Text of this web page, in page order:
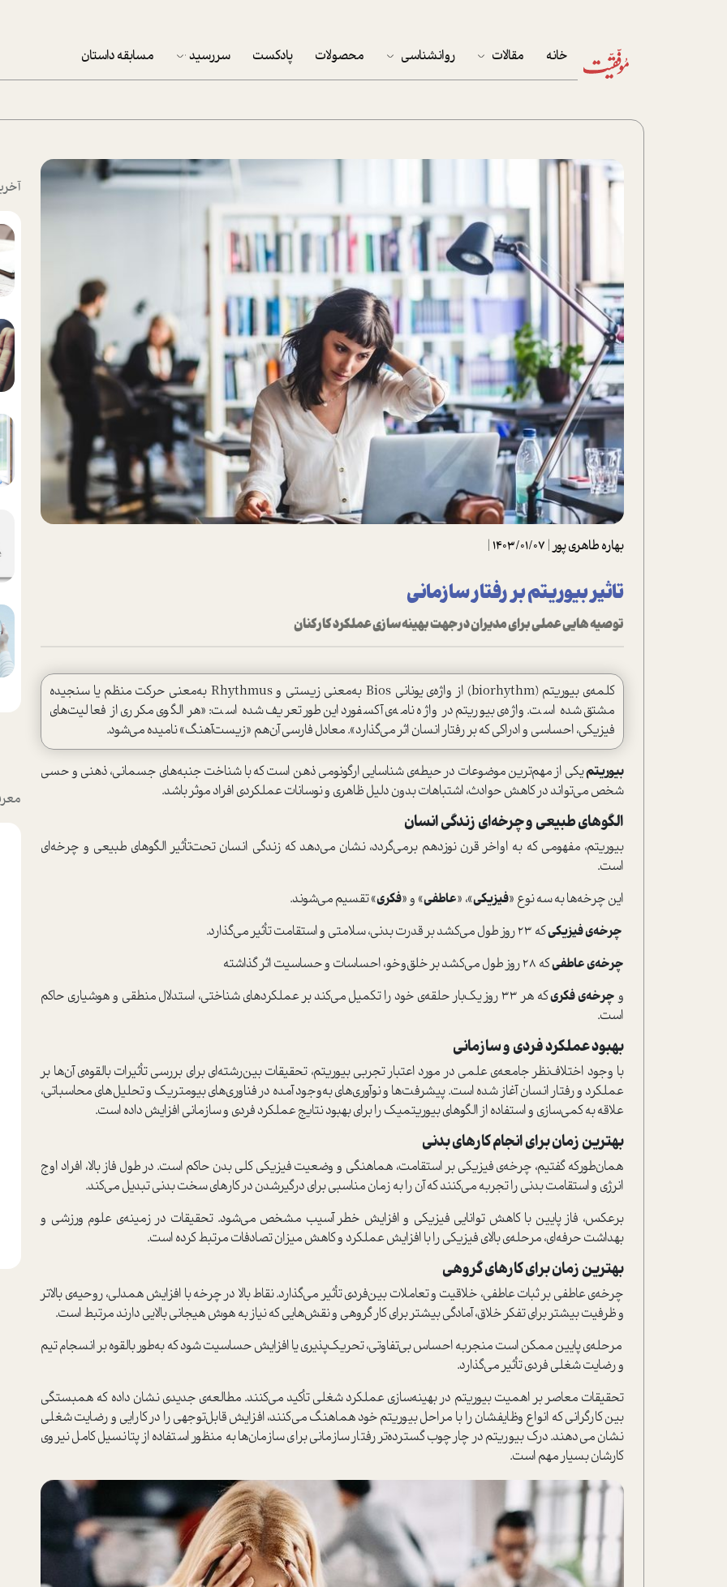
خانه مقالات
زندگی
نوجوان
کار
پلاس
تحلیل فیلم
شیوانا
داستان
روانشناسی محصولات پادکست سررسید
پکيج نوروزي موفقيت
تقویم رومیزی
تقویم دیواری
مسابقه داستان
بهاره طاهری پور|
1403/01/07
|
تاثیر بیوریتم بر رفتار سازمانی
توصیه هایی عملی برای مدیران در جهت بهینه سازی عملکرد کارکنان
کلمه‌ی بیوریتم (biorhythm) از واژه‌ی یونانی Bios به‌معنی زیستی و Rhythmus به‌معنی حرکت منظم یا سنجیده
مشتق شده ا‌ست. واژه‌ی بیوریتم در واژه نامه‌ی آکسفورد این‌طور تعریف شده ا‌ست: «هر الگوی مکرری از فعالیت‌های
فیزیکی، احساسی و ادراکی که بر رفتار انسان اثر می‌گذارد». معادل فارسی آن‌هم «زیست‌آهنگ» نامیده می‌شود.
بیوریتمیکی از مهم‌ترین موضوعات در حیطه‌ی شناسایی ارگونومی ذهن ا‌ست که با شناخت جنبه‌های جسمانی، ذهنی و حسی
شخص می‌تواند در کاهش حوادث، اشتباهات بدون دلیل ظاهری و نوسانات عملکردی افراد موثر باشد.
الگوهای طبیعی و چرخه‌ای زندگی انسان
بیوریتم‌، مفهومی که به اواخر قرن نوزدهم برمی‌گردد، نشان می‌دهد که زندگی انسان تحت‌تأثیر الگو‌های طبیعی و چرخه‌ای
ا‌ست.
این چرخه‌ها به سه نوع «فیزیکی»، «عاطفی» و «فکری» تقسیم می‌شوند.
چرخه‌ی فیزیکیکه 23 روز طول می‌کشد بر قدرت بدنی، سلامتی و ا‌ستقامت تأثیر می‌گذارد.
چرخه‌ی عاطفیکه 28 روز طول می‌کشد بر خلق‌و‌خو، احساسات و حساسیت اثر گذاشته
وچرخه‌ی فکری
که هر 33 روز یک‌بار حلقه‌ی خود را تکمیل می‌کند بر عملکرد‌های شناختی، ا‌ستدلال منطقی و هوشیاری حاکم
ا‌ست.
بهبود عملکرد فردی و سازمانی
با وجود اختلاف‌نظر جامعه‌ی علمی در مورد اعتبار تجربی بیوریتم‌، تحقیقات بین‌رشته‌ای برای بررسی تأثیرات بالقوه‌ی آن‌ها بر
عملکرد و رفتار انسان آغاز شده ا‌ست. پیشرفت‌ها و نوآوری‌های به‌وجود آمده در فناوری‌های بیومتریک و تحلیل‌های محاسباتی،
علاقه به کمی‌سازی و ا‌ستفاده از الگو‌های بیوریتمیک را برای بهبود نتایج عملکرد فردی و سازمانی افزایش داده ا‌ست.
بهترین زمان برای انجام کارهای بدنی
همان‌طور‌که گفتیم، چرخه‌ی فیزیکی بر ا‌ستقامت، هماهنگی و وضعیت فیزیکی کلی بدن حاکم ا‌ست. در طول فاز بالا، افراد اوج
انرژی و ا‌ستقامت بدنی را تجربه می‌کنند که آن را به زمان مناسبی برای درگیر‌شدن در کار‌های سخت بدنی تبدیل می‌کند.
برعکس، فاز پایین با کاهش توانایی فیزیکی و افزایش خطر آسیب مشخص می‌شود. تحقیقات در زمینه‌ی علوم ورزشی و
بهداشت حرفه‌ای، مرحله‌ی بالای فیزیکی را با افزایش عملکرد و کاهش میزان تصادفات مرتبط کرده ا‌ست.
بهترین زمان برای کارهای گروهی
چرخه‌ی عاطفی بر ثبات عاطفی، خلاقیت و تعاملات بین‌فردی تأثیر می‌گذارد. نقاط بالا در چرخه با افزایش همدلی، روحیه‌ی بالاتر
و ظرفیت بیشتر برای تفکر خلاق، آمادگی بیشتر برای کار گروهی و نقش‌هایی که نیاز به هوش هیجانی بالایی دارند مرتبط ا‌ست.
مرحله‌ی پایین ممکن ا‌ست منجر‌به احساس بی‌تفاوتی، تحریک‌پذیری یا افزایش حساسیت شود که به‌طور بالقوه بر انسجام تیم
و رضایت شغلی فردی تأثیر می‌گذارد.
تحقیقات معاصر بر اهمیت بیوریتم‌ در بهینه‌سازی عملکرد شغلی تأکید می‌کنند. مطالعه‌ی جدیدی نشان داده که همبستگی
بین کارگرانی که انواع وظایفشان را با مراحل بیوریتم خود هماهنگ می‌کنند، افزایش قابل‌توجهی را در کارایی و رضایت شغلی
نشان می‌دهند. درک بیوریتم‌ در چارچوب گسترده‌تر رفتار سازمانی برای سازمان‌ها به منظور ا‌ستفاده از پتانسیل کامل نیروی
کارشان بسیار مهم ا‌ست.